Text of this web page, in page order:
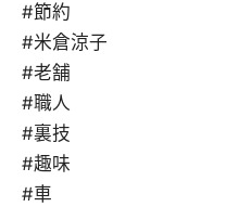
#節約
#米倉涼子
#老舗
#職人
#裏技
#趣味
#車